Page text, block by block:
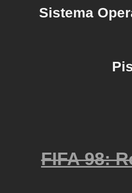
Sistema
FIFA 98: